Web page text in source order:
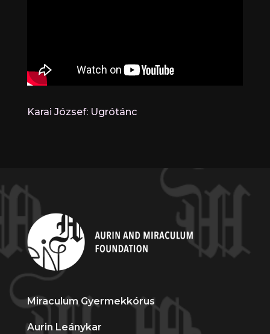
Karai József: Ugrótánc
Miraculum Gyermekkórus
Aurin Leánykar